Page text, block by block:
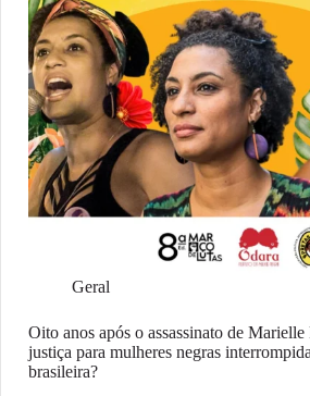
Geral
Oito anos após o assassinato de Marielle
justiça para mulheres negras
brasileira?